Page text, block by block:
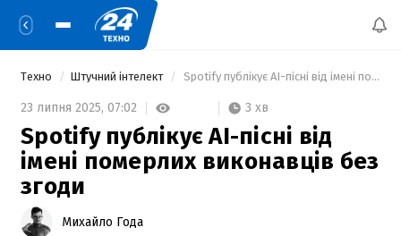
Техно Штучний інтелект Spotify публікує AI-пісні від імені померлих виконавців без згоди
23 липня 2025, 07:02 3 хв
Spotify публікує AI-пісні від
імені померлих виконавців без
згоди
Михайло Года